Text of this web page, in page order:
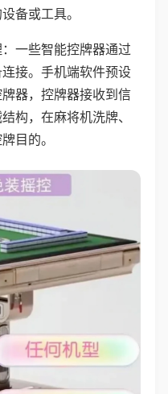
备或工具。
一些智能控牌器通过
接。手机端软件预设
器，控牌器接收到信
构，在麻将机洗牌、
目的。